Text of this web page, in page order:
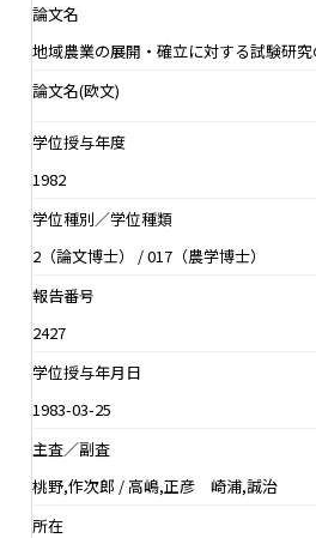
論文名
地域農業の展開・確立に対する試験研
論文名(欧文)
学位授与年度
1982
学位種別／学位種類
2（論文博士） / 017（農学博士）
報告番号
2427
学位授与年月日
1983-03-25
主査／副査
桃野,作次郎 / 高嶋,正彦 崎浦,誠治
所在